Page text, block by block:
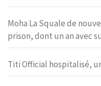
Moha La Squale de
prison, dont un an avec
Titi Official hospitalisé,